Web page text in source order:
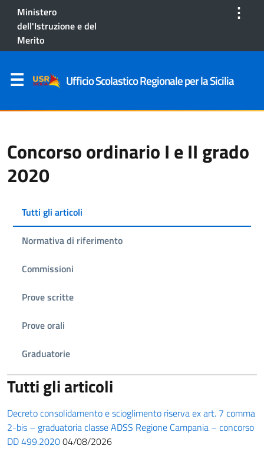
Ministero
dell'Istruzione e del
Merito
⋮
Ufficio Scolastico Regionale per la Sicilia
Concorso ordinario I e II grado
2020
Tutti gli articoli
Normativa di riferimento
Commissioni
Prove scritte
Prove orali
Graduatorie
Tutti gli articoli
Decreto consolidamento e scioglimento riserva ex art. 7 comma
2-bis – graduatoria classe ADSS Regione Campania – concorso
DD 499.202004/08/2026